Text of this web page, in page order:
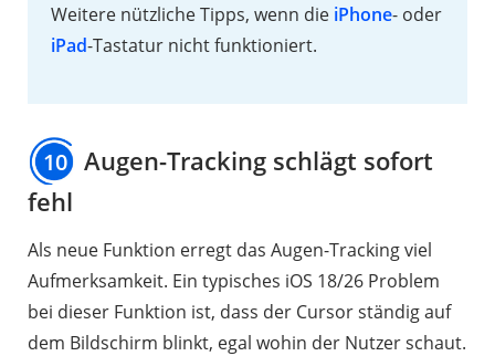
Weitere nützliche Tipps, wenn die iPhone- oder
iPad-Tastatur nicht funktioniert.
10 Augen-Tracking schlägt sofort
fehl
Als neue Funktion erregt das Augen-Tracking viel
Aufmerksamkeit. Ein typisches iOS 18/26 Problem
bei dieser Funktion ist, dass der Cursor ständig auf
dem Bildschirm blinkt, egal wohin der Nutzer schaut.